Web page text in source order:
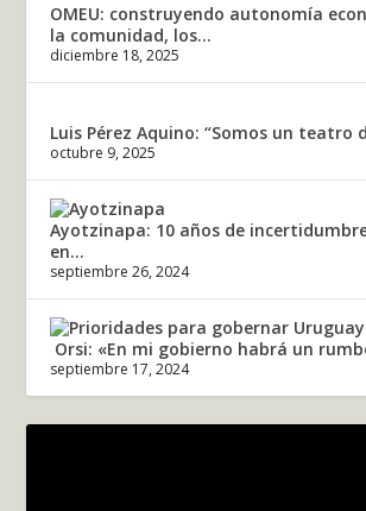
OMEU: construyendo autonomía
la comunidad, los...
diciembre 18, 2025
Luis Pérez Aquino: “Somos un teatro
octubre 9, 2025
Ayotzinapa: 10 años de
en...
septiembre 26, 2024
Orsi: «En mi gobierno habrá un
septiembre 17, 2024